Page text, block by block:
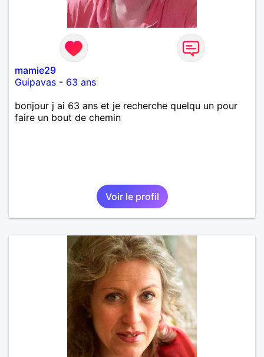
mamie29
Guipavas - 63 ans
bonjour j ai 63 ans et je recherche quelqu un pour
faire un bout de chemin
Voir le profil